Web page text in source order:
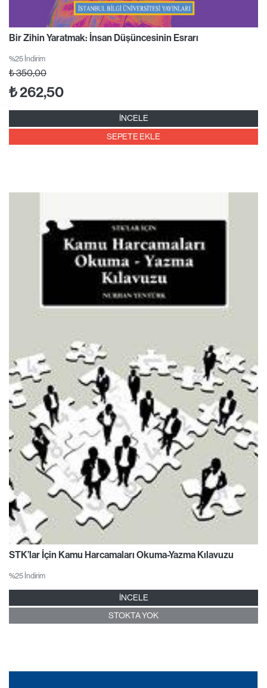
Bir Zihin Yaratmak: İnsan Düşüncesinin Esrarı
%25 İndirim
₺350,00
₺262,50
İNCELE
SEPETE EKLE
STK’lar İçin Kamu Harcamaları Okuma-Yazma Kılavuzu
%25 İndirim
İNCELE
STOKTA YOK